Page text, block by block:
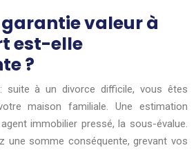
valeur à
est-elle
?
suite à un divorce difficile, vous êtes
maison familiale. Une estimation
immobilier pressé, la sous-évalue.
une somme conséquente, grevant vos